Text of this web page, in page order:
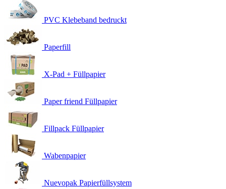
PVC Klebeband bedruckt
Paperfill
X-Pad + Füllpapier
Paper friend Füllpapier
Fillpack Füllpapier
Wabenpapier
Nuevopak Papierfüllsystem